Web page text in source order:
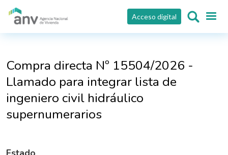
Pasar al contenido principal
Acceso digital
Compra directa Nº 15504/2026 -
Llamado para integrar lista de
ingeniero civil hidráulico
supernumerarios